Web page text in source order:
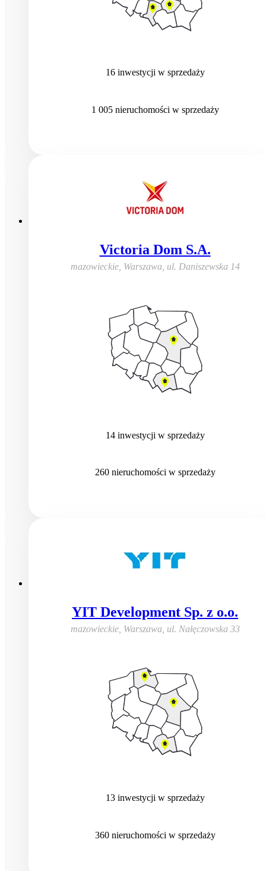
16 inwestycjiw sprzedaży
1 005 nieruchomości w sprzedaży
Victoria Dom S.A.
mazowieckie, Warszawa, ul. Daniszewska 14
14 inwestycji w sprzedaży
260 nieruchomościw sprzedaży
YIT Development Sp. z o.o.
mazowieckie, Warszawa, ul. Nałęczowska 33
13 inwestycji w sprzedaży
360 nieruchomości w sprzedaży